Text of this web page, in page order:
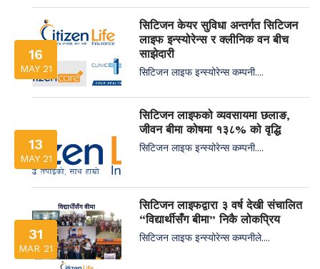
16
MAY 21
सिटिजन केयर सुविधा अन्तर्गत सिटिजन
लाइफ इन्स्योरेन्स र क्लीनिक वन बीच
साझेदारी
सिटिजन लाइफ इन्स्योरेन्स कम्पनी....
13
MAY 21
सिटिजन लाइफको व्यवसायमा छलाङ,
जीवन बीमा कोषमा १३८% को वृद्धि
सिटिजन लाइफ इन्स्योरेन्स कम्पनी....
31
MAR 21
सिटिजन लाइफद्वारा ३ वर्ष देखी संचालित
“विद्यार्थीसँग बीमा” निकै लोकप्रिय
सिटिजन लाइफ इन्स्योरेन्स कम्पनीले....